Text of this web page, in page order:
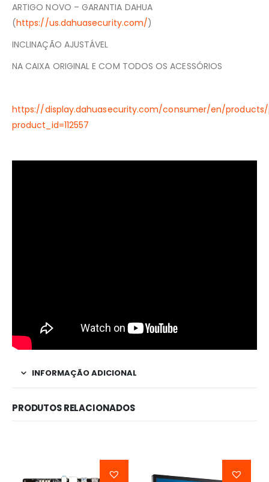
ARTIGO NOVO – GARANTIA DAHUA
(https://us.dahuasecurity.com/)
INCLINAÇÃO AJUSTÁVEL
NA CAIXA ORIGINAL E COM TODOS OS ACESSÓRIOS
https://display.dahuasecurity.com/consumer/en/
product_id=112557
INFORMAÇÃO ADICIONAL
PRODUTOS RELACIONADOS